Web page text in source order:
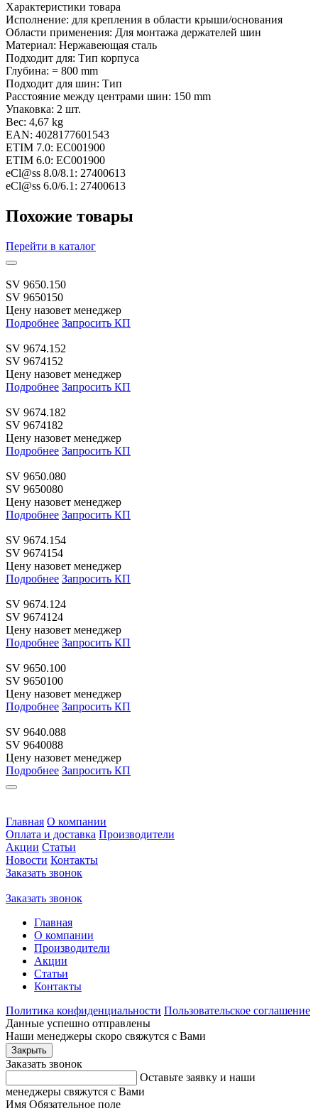
Характеристики товара
Исполнение: для крепления в области крыши/основания
Области применения: Для монтажа держателей шин
Материал: Нержавеющая сталь
Подходит для: Тип корпуса
Глубина: = 800 mm
Подходит для шин: Тип
Расстояние между центрами шин: 150 mm
Упаковка: 2 шт.
Вес: 4,67 kg
EAN: 4028177601543
ETIM 7.0: EC001900
ETIM 6.0: EC001900
eCl@ss 8.0/8.1: 27400613
eCl@ss 6.0/6.1: 27400613
Похожие товары
Перейти в каталог
SV 9650.150
SV 9650150
Цену назовет менеджер
Подробнее Запросить КП
SV 9674.152
SV 9674152
Цену назовет менеджер
Подробнее Запросить КП
SV 9674.182
SV 9674182
Цену назовет менеджер
Подробнее Запросить КП
SV 9650.080
SV 9650080
Цену назовет менеджер
Подробнее Запросить КП
SV 9674.154
SV 9674154
Цену назовет менеджер
Подробнее Запросить КП
SV 9674.124
SV 9674124
Цену назовет менеджер
Подробнее Запросить КП
SV 9650.100
SV 9650100
Цену назовет менеджер
Подробнее Запросить КП
SV 9640.088
SV 9640088
Цену назовет менеджер
Подробнее Запросить КП
Главная О компании
Оплата и доставка Производители
Акции Статьи
Новости Контакты
Заказать звонок
Заказать звонок
Главная
О компании
Производители
Акции
Статьи
Контакты
Политика конфиденциальности Пользовательское соглашение
Данные успешно отправлены
Наши менеджеры скоро свяжутся с Вами
Закрыть
Заказать звонок
Оставьте заявку и наши
менеджеры свяжутся с Вами
Имя Обязательное поле